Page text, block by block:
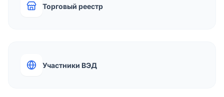
Торговый реестр
Участники ВЭД